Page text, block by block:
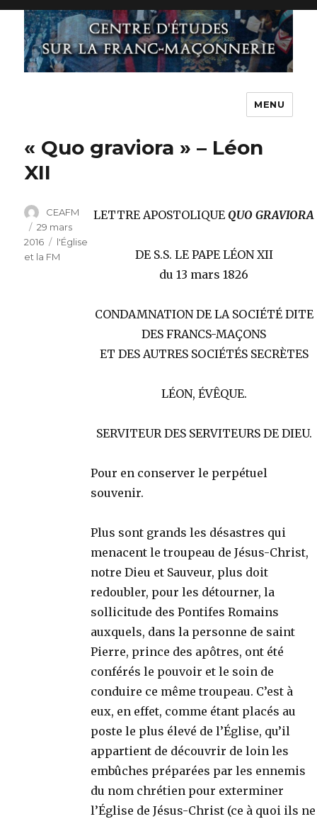
MENU
« Quo graviora » – Léon
XII
LETTRE APOSTOLIQUE QUO GRAVIORA
DE S.S. LE PAPE LÉON XII
du 13 mars 1826
CONDAMNATION DE LA SOCIÉTÉ DITE
DES FRANCS-MAÇONS
ET DES AUTRES SOCIÉTÉS SECRÈTES
LÉON, ÉVÊQUE.
SERVITEUR DES SERVITEURS DE DIEU.
Pour en conserver le perpétuel
souvenir.
Plus sont grands les désastres qui
menacent le troupeau de Jésus-Christ,
notre Dieu et Sauveur, plus doit
redoubler, pour les détourner, la
sollicitude des Pontifes Romains
auxquels, dans la personne de saint
Pierre, prince des apôtres, ont été
conférés le pouvoir et le soin de
conduire ce même troupeau. C’est à
eux, en effet, comme étant placés au
poste le plus élevé de l’Église, qu’il
appartient de découvrir de loin les
embûches préparées par les ennemis
du nom chrétien pour exterminer
l’Église de Jésus-Christ (ce à quoi ils ne
Auteur
CEAFM
Publié
le
29 mars
2016
Catégories
l'Église
et la FM